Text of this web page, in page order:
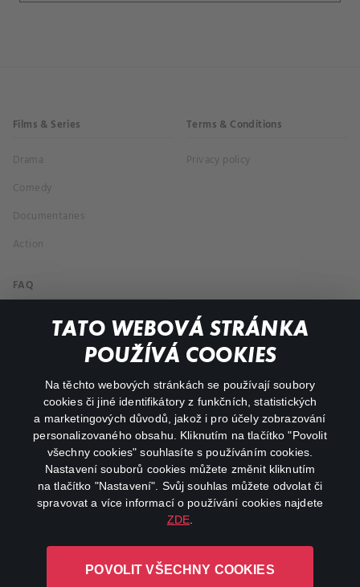
TATO WEBOVÁ STRÁNKA
POUŽÍVÁ COOKIES
Na těchto webových stránkách se používají soubory
cookies či jiné identifikátory z funkčních, statistických
a marketingových důvodů, jakož i pro účely zobrazování
personalizovaného obsahu. Kliknutím na tlačítko "Povolit
všechny cookies" souhlasíte s používáním cookies.
Nastavení souborů cookies můžete změnit kliknutím
na tlačítko "Nastavení". Svůj souhlas můžete odvolat či
spravovat a více informací o používání cookies najdete
ZDE
POVOLIT VŠECHNY COOKIES
Films & Series
Drama
Comedy
Documentaries
Action
Terms & Conditions
Privacy policy
FAQ
My profile
facebookinstagram
youtube
L-1246 Luxembourg R.C.S.